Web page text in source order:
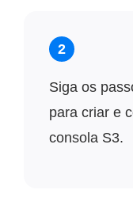
2
Siga os
para criar e
consola S3.